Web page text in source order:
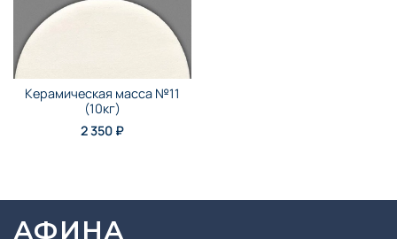
Керамическая масса №11
(10кг)
2 350 ₽
АФИНА